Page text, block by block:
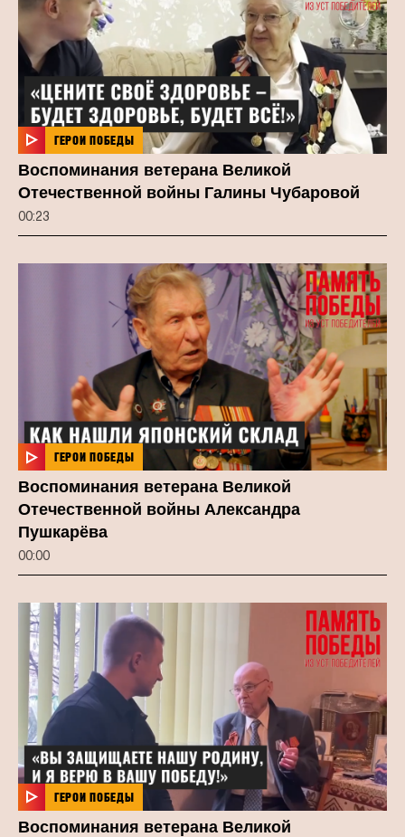
ГЕРОИ ПОБЕДЫ
Воспоминания ветерана Великой
Отечественной войны Галины Чубаровой
00:23
ГЕРОИ ПОБЕДЫ
Воспоминания ветерана Великой
Отечественной войны Александра
Пушкарёва
00:00
ГЕРОИ ПОБЕДЫ
Воспоминания ветерана Великой